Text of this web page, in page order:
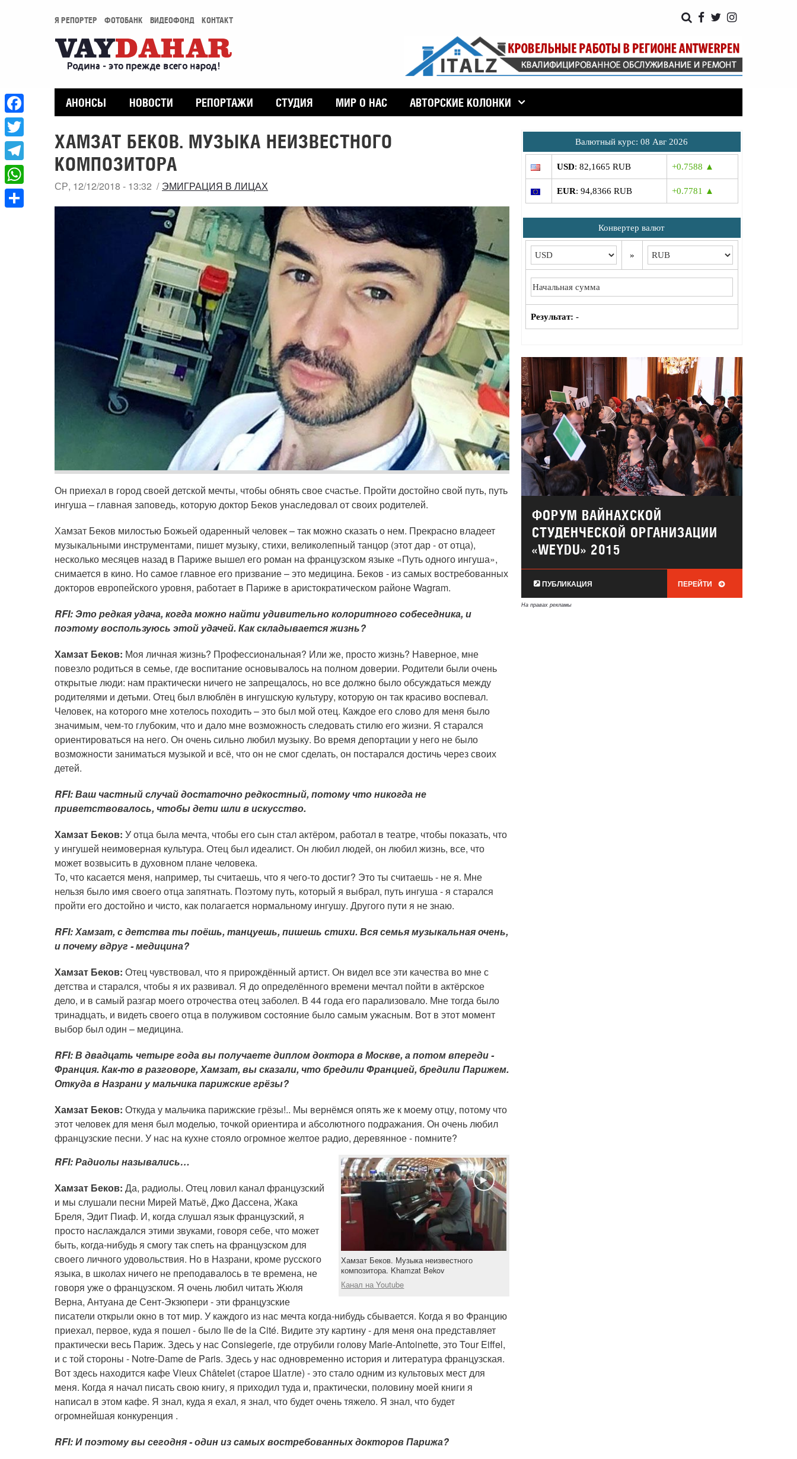
Я РЕПОРТЕР ФОТОБАНК ВИДЕОФОНД КОНТАКТ
АНОНСЫ НОВОСТИ РЕПОРТАЖИ СТУДИЯ МИР О НАС АВТОРСКИЕ КОЛОНКИ
ХАМЗАТ БЕКОВ. МУЗЫКА НЕИЗВЕСТНОГО
КОМПОЗИТОРА
СР, 12/12/2018 - 13:32 ЭМИГРАЦИЯ В ЛИЦАХ
Он приехал в город своей детской мечты, чтобы обнять свое счастье. Пройти достойно свой путь, путь
ингуша – главная заповедь, которую доктор Беков унаследовал от своих родителей.
Хамзат Беков милостью Божьей одаренный человек – так можно сказать о нем. Прекрасно владеет
музыкальными инструментами, пишет музыку, стихи, великолепный танцор (этот дар - от отца),
несколько месяцев назад в Париже вышел его роман на французском языке «Путь одного ингуша»,
снимается в кино. Но самое главное его призвание – это медицина. Беков - из самых востребованных
докторов европейского уровня, работает в Париже в аристократическом районе Wagram.
RFI: Это редкая удача, когда можно найти удивительно колоритного собеседника, и
поэтому воспользуюсь этой удачей. Как складывается жизнь?
Хамзат Беков: Моя личная жизнь? Профессиональная? Или же, просто жизнь? Наверное, мне
повезло родиться в семье, где воспитание основывалось на полном доверии. Родители были очень
открытые люди: нам практически ничего не запрещалось, но все должно было обсуждаться между
родителями и детьми. Отец был влюблён в ингушскую культуру, которую он так красиво воспевал.
Человек, на которого мне хотелось походить – это был мой отец. Каждое его слово для меня было
значимым, чем-то глубоким, что и дало мне возможность следовать стилю его жизни. Я старался
ориентироваться на него. Он очень сильно любил музыку. Во время депортации у него не было
возможности заниматься музыкой и всё, что он не смог сделать, он постарался достичь через своих
детей.
RFI: Ваш частный случай достаточно редкостный, потому что никогда не
приветствовалось, чтобы дети шли в искусство.
Хамзат Беков: У отца была мечта, чтобы его сын стал актёром, работал в театре, чтобы показать, что
у ингушей неимоверная культура. Отец был идеалист. Он любил людей, он любил жизнь, все, что
может возвысить в духовном плане человека.
То, что касается меня, например, ты считаешь, что я чего-то достиг? Это ты считаешь - не я. Мне
нельзя было имя своего отца запятнать. Поэтому путь, который я выбрал, путь ингуша - я старался
пройти его достойно и чисто, как полагается нормальному ингушу. Другого пути я не знаю.
RFI: Хамзат, с детства ты поёшь, танцуешь, пишешь стихи. Вся семья музыкальная очень,
и почему вдруг - медицина?
Хамзат Беков: Отец чувствовал, что я прирождённый артист. Он видел все эти качества во мне с
детства и старался, чтобы я их развивал. Я до определённого времени мечтал пойти в актёрское
дело, и в самый разгар моего отрочества отец заболел. В 44 года его парализовало. Мне тогда было
тринадцать, и видеть своего отца в полуживом состояние было самым ужасным. Вот в этот момент
выбор был один – медицина.
RFI: В двадцать четыре года вы получаете диплом доктора в Москве, а потом впереди -
Франция. Как-то в разговоре, Хамзат, вы сказали, что бредили Францией, бредили Парижем.
Откуда в Назрани у мальчика парижские грёзы?
Хамзат Беков: Откуда у мальчика парижские грёзы!.. Мы вернёмся опять же к моему отцу, потому что
этот человек для меня был моделью, точкой ориентира и абсолютного подражания. Он очень любил
французские песни. У нас на кухне стояло огромное желтое радио, деревянное - помните?
Хамзат Беков. Музыка неизвестного
композитора. Khamzat Bekov
Канал на Youtube
RFI: Радиолы назывались…
Хамзат Беков: Да, радиолы. Отец ловил канал французский
и мы слушали песни Мирей Матьё, Джо Дассена, Жака
Бреля, Эдит Пиаф. И, когда слушал язык французский, я
просто наслаждался этими звуками, говоря себе, что может
быть, когда-нибудь я смогу так спеть на французском для
своего личного удовольствия. Но в Назрани, кроме русского
языка, в школах ничего не преподавалось в те времена, не
говоря уже о французском. Я очень любил читать Жюля
Верна, Антуана де Сент-Экзюпери - эти французские
писатели открыли окно в тот мир. У каждого из нас мечта когда-нибудь сбывается. Когда я во Францию
приехал, первое, куда я пошел - было Ile de la Cité. Видите эту картину - для меня она представляет
практически весь Париж. Здесь у нас Consiegerie, где отрубили голову Marie-Antoinette, это Tour Eiffel,
и с той стороны - Notre-Dame de Paris. Здесь у нас одновременно история и литература французская.
Вот здесь находится кафе Vieux Châtelet (старое Шатле) - это стало одним из культовых мест для
меня. Когда я начал писать свою книгу, я приходил туда и, практически, половину моей книги я
написал в этом кафе. Я знал, куда я ехал, я знал, что будет очень тяжело. Я знал, что будет
огромнейшая конкуренция .
RFI: И поэтому вы сегодня - один из самых востребованных докторов Парижа?
Facebook
Twitter
Telegram
WhatsApp
Bалютный курс: 08 Авг 2026
USD: 82,1665 RUB +0.7588 ▲
EUR: 94,8366 RUB +0.7781 ▲
Конвертер валют
»
Результат: -
ФОРУМ ВАЙНАХСКОЙ
СТУДЕНЧЕСКОЙ ОРГАНИЗАЦИИ
«WEYDU» 2015
ПУБЛИКАЦИЯ ПЕРЕЙТИ
На правах рекламы